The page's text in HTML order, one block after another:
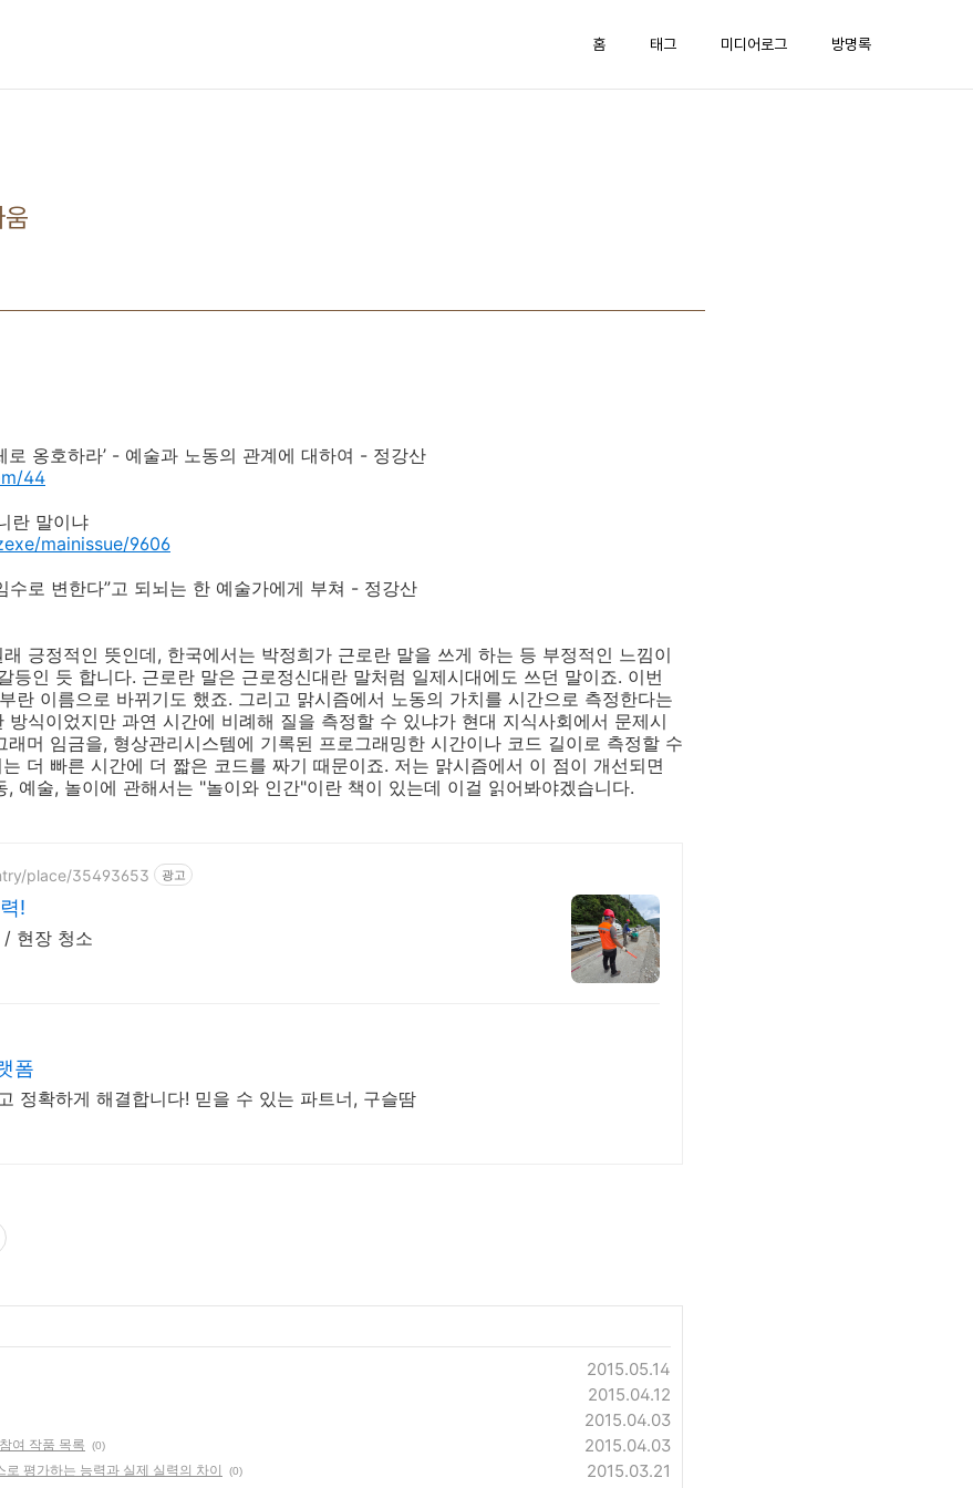
홈 태그 미디어로그 방명록
로 옹호하라’ - 예술과 노동의 관계에 대하여 - 정강산
44
란 말이냐
mainissue/9606
수로 변한다”고 되뇌는 한 예술가에게 부쳐 - 정강산
긍정적인 뜻인데, 한국에서는 박정희가 근로란 말을 쓰게 하는 등 부정적인 느낌이
등인 듯 합니다. 근로란 말은 근로정신대란 말처럼 일제시대에도 쓰던 말이죠. 이번
란 이름으로 바뀌기도 했죠. 그리고 맑시즘에서 노동의 가치를 시간으로 측정한다는
방식이었지만 과연 시간에 비례해 질을 측정할 수 있냐가 현대 지식사회에서 문제시
래머 임금을, 형상관리시스템에 기록된 프로그래밍한 시간이나 코드 길이로 측정할 수
더 빠른 시간에 더 짧은 코드를 짜기 때문이죠. 저는 맑시즘에서 이 점이 개선되면
, 예술, 놀이에 관해서는 "놀이와 인간"이란 책이 있는데 이걸 읽어봐야겠습니다.
place/35493653 광고
!
현장 청소
폼
정확하게 해결합니다! 믿을 수 있는 파트너, 구슬땀
2015.05.14
2015.04.12
2015.04.03
여 작품 목록 (0) 2015.04.03
평가하는 능력과 실제 실력의 차이 (0) 2015.03.21